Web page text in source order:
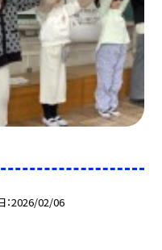
2026/02/06